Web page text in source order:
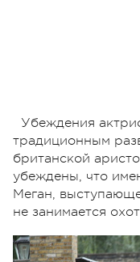
Убеждения
традиционным
британской
убеждены, что
Меган,
не занимается